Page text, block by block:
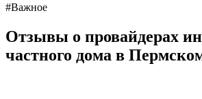
#Важное
Отзывы о провайдерах
частного дома в